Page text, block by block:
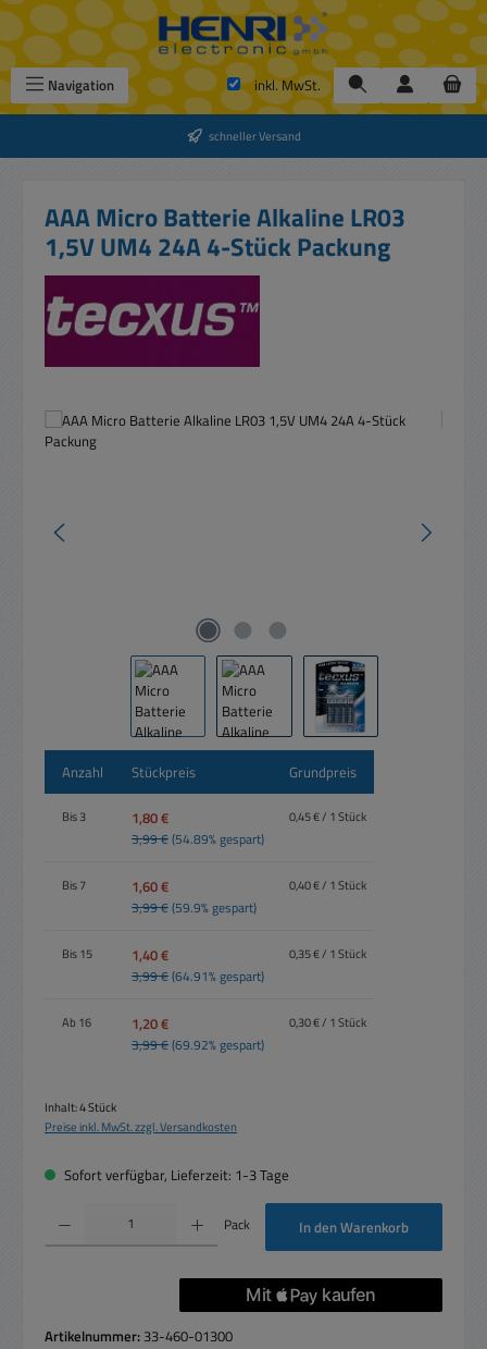
Zum Hauptinhalt springen
Navigation inkl. MwSt.
schneller Versand
AAA Micro Batterie Alkaline LR03
1,5V UM4 24A 4-Stück Packung
Bildergalerie überspringen
Anzahl Stückpreis Grundpreis
Bis3 1,80 €
3,99 €(54.89% gespart)
0,45 € / 1 Stück
Bis7 1,60 €
3,99 €(59.9% gespart)
0,40 € / 1 Stück
Bis15 1,40 €
3,99 €(64.91% gespart)
0,35 € / 1 Stück
Ab 16 1,20 €
3,99 €(69.92% gespart)
0,30 € / 1 Stück
Inhalt:4 Stück
Preise inkl. MwSt. zzgl. Versandkosten
Sofort verfügbar, Lieferzeit: 1-3 Tage
Produkt Anzahl: Gib den gewünschten Wert ein oder benutze die Schaltflächen um
Pack In den Warenkorb
Artikelnummer: 33-460-01300